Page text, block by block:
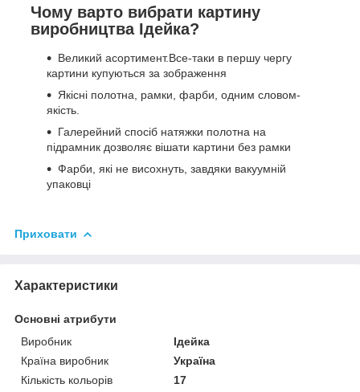
Чому варто вибрати картину
виробництва Ідейка?
Великий асортимент.Все-таки в першу чергу
картини купуються за зображення
Якісні полотна, рамки, фарби, одним словом-
якість.
Галерейний спосіб натяжки полотна на
підрамник дозволяє вішати картини без рамки
Фарби, які не висохнуть, завдяки вакуумній
упаковці
Приховати
Характеристики
Основні атрибути
Виробник
Ідейка
Країна виробник
Україна
Кількість кольорів
17